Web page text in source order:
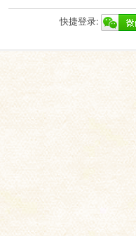
快捷登录: